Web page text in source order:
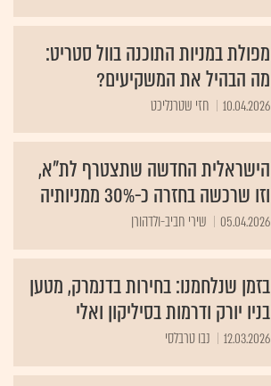
מפולת במניות התוכנה בוול סטריט:
מה הבהיל את המשקיעים?
10.04.2026 חזי שטרנליכט
הישראלית החדשה שתצטרף לת"א,
וזו שרכשה בחזרה כ-30% ממניותיה
05.04.2026 שירי חביב-ולדהורן
בזמן שנלחמנו: בחירות בדנמרק, מטען
בניו יורק ודרמות בסיליקון ואלי
12.03.2026 נבו טרבלסי